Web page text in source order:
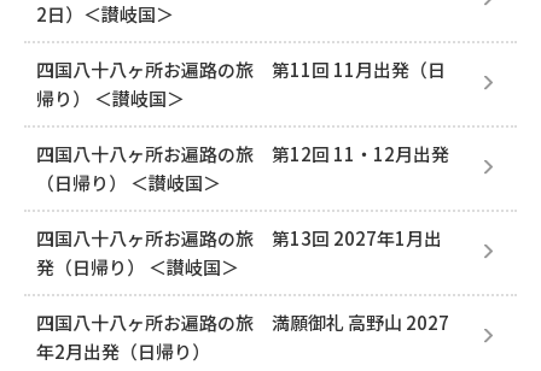
2日）＜讃岐国＞
四国八十八ヶ所お遍路の旅 第11回 11月出発（日
帰り） ＜讃岐国＞
四国八十八ヶ所お遍路の旅 第12回 11・12月出発
（日帰り） ＜讃岐国＞
四国八十八ヶ所お遍路の旅 第13回 2027年1月出
発（日帰り） ＜讃岐国＞
四国八十八ヶ所お遍路の旅 満願御礼 高野山 2027
年2月出発（日帰り）